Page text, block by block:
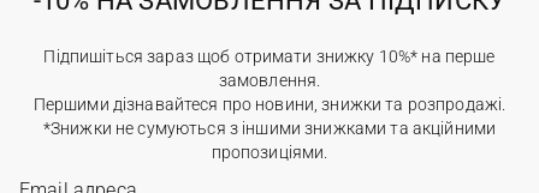
Підпишіться зараз щоб отримати знижку 10%* на перше
замовлення.
Першими дізнавайтеся про новини, знижки та розпродажі.
*Знижки не сумуються з іншими знижками та акційними
пропозиціями.